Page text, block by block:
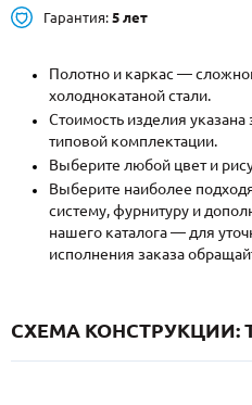
Каталог
Гарантия: 5 лет
Полотно и каркас —
холоднокатаной стали.
Стоимость изделия
типовой комплектации.
Выберите любой цвет и
Выберите наиболее
систему, фурнитуру и
нашего каталога — для
исполнения заказа
СХЕМА КОНСТРУКЦИИ: